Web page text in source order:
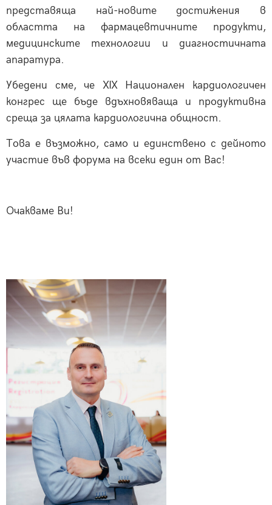
представяща най-новите достижения в
областта на фармацевтичните продукти,
медицинските технологии и диагностичната
апаратура.
Убедени сме, че XIX Национален кардиологичен
конгрес ще бъде вдъхновяваща и продуктивна
среща за цялата кардиологична общност.
Това е възможно, само и единствено с дейното
участие във форума на всеки един от Вас!
Очакваме Ви!